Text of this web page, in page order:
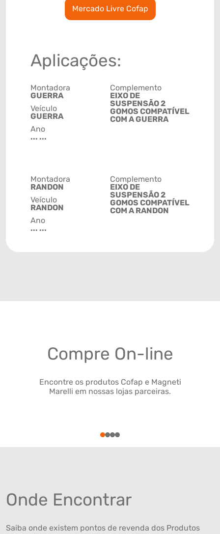
Mercado Livre Cofap
Aplicações:
Montadora
GUERRA
Veículo
GUERRA
Ano
... ...
Complemento
EIXO DE
SUSPENSÃO 2
GOMOS COMPATÍVEL
COM A GUERRA
Montadora
RANDON
Veículo
RANDON
Ano
... ...
Complemento
EIXO DE
SUSPENSÃO 2
GOMOS COMPATÍVEL
COM A RANDON
Compre On-line
Encontre os produtos Cofap e Magneti
Marelli em nossas lojas parceiras.
1234
Onde Encontrar
Saiba onde existem pontos de revenda dos Produtos